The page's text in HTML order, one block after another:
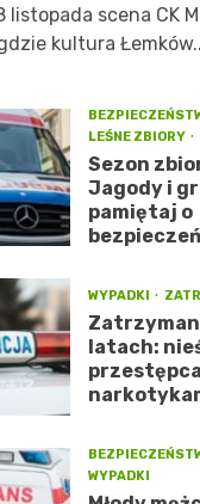
listopada scena CK
kultura
LEŚNE ZBIORY
Sezon
Jagody i
pamiętaj o
WYPADKI
latach:
WYPADKI